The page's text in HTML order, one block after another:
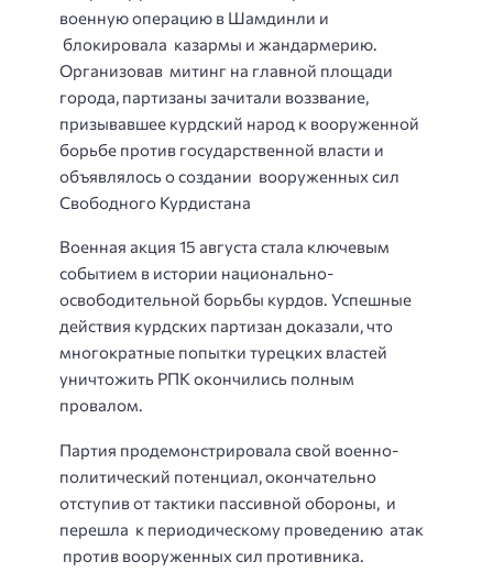
военную операцию в Шамдинли и
блокировала казармы и жандармерию.
Организовав митинг на главной площади
города, партизаны зачитали воззвание,
призывавшее курдский народ к вооруженной
борьбе против государственной власти и
объявлялось о создании вооруженных сил
Свободного Курдистана
Военная акция 15 августа стала ключевым
событием в истории национально-
освободительной борьбы курдов. Успешные
действия курдских партизан доказали, что
многократные попытки турецких властей
уничтожить РПК окончились полным
провалом.
Партия продемонстрировала свой военно-
политический потенциал, окончательно
отступив от тактики пассивной обороны, и
перешла к периодическому проведению атак
против вооруженных сил противника.